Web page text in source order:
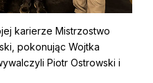
karierze Mistrzostwo
pokonując Wojtka
Piotr Ostrowski i